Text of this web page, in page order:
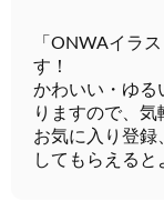
「ONWAイラ
す！
かわいい・ゆる
りますので、気
お気に入り登
してもらえると